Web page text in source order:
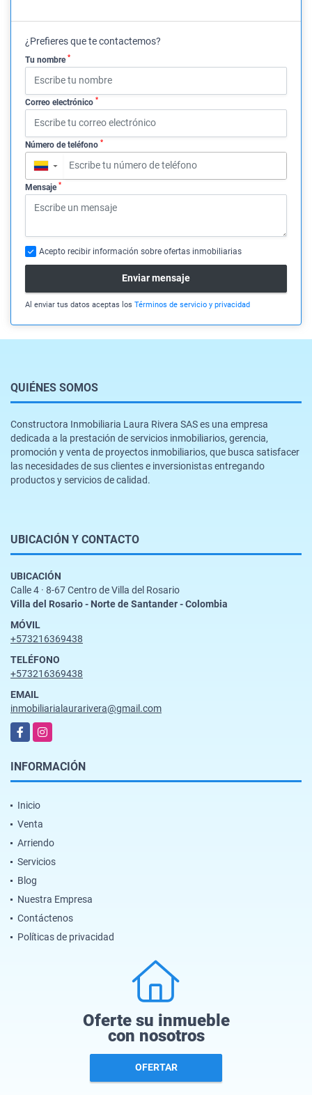
¿Prefieres que te contactemos?
Tu nombre *
Correo electrónico *
Número de teléfono *
▼
Mensaje *
Acepto recibir información sobre ofertas inmobiliarias
Enviar mensaje
Al enviar tus datos aceptas los Términos de servicio y privacidad
QUIÉNES SOMOS
Constructora Inmobiliaria Laura Rivera SAS es una empresa
dedicada a la prestación de servicios inmobiliarios, gerencia,
promoción y venta de proyectos inmobiliarios, que busca satisfacer
las necesidades de sus clientes e inversionistas entregando
productos y servicios de calidad.
UBICACIÓN Y CONTACTO
UBICACIÓN
Calle 4 · 8-67 Centro de Villa del Rosario
Villa del Rosario - Norte de Santander - Colombia
MÓVIL
+573216369438
TELÉFONO
+573216369438
EMAIL
inmobiliarialaurarivera@gmail.com
FacebookInstagram
INFORMACIÓN
Inicio
Venta
Arriendo
Servicios
Blog
Nuestra Empresa
Contáctenos
Políticas de privacidad
Oferte su inmueble
con nosotros
OFERTAR